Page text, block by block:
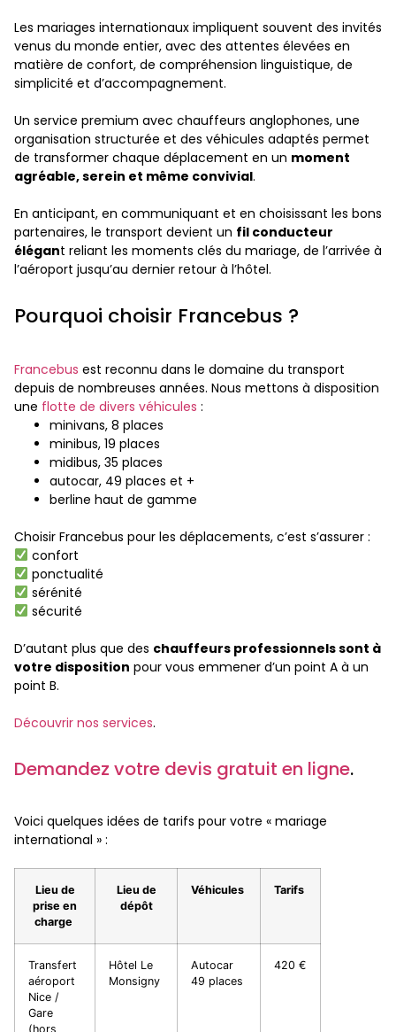
Les mariages internationaux impliquent souvent des invités
venus du monde entier, avec des attentes élevées en
matière de confort, de compréhension linguistique, de
simplicité et d’accompagnement.
Un service premium avec chauffeurs anglophones, une
organisation structurée et des véhicules adaptés permet
de transformer chaque déplacement en un moment
agréable, serein et même convivial.
En anticipant, en communiquant et en choisissant les bons
partenaires, le transport devient un fil conducteur
élégant reliant les moments clés du mariage, de l’arrivée à
l’aéroport jusqu’au dernier retour à l’hôtel.
Pourquoi choisir Francebus ?
Francebus est reconnu dans le domaine du transport
depuis de nombreuses années. Nous mettons à disposition
une flotte de divers véhicules :
minivans, 8 places
minibus, 19 places
midibus, 35 places
autocar, 49 places et +
berline haut de gamme
Choisir Francebus pour les déplacements, c’est s’assurer :
confort
ponctualité
sérénité
sécurité
D’autant plus que des chauffeurs professionnels sont à
votre disposition pour vous emmener d’un point A à un
point B.
Découvrir nos services.
Demandez votre devis gratuit en ligne.
Voici quelques idées de tarifs pour votre « mariage
international » :
Lieu de
prise en
charge
Lieu de
dépôt
Véhicules Tarifs
Transfert
aéroport
Nice /
Gare
(hors
Hôtel Le
Monsigny
Autocar
49 places
420 €